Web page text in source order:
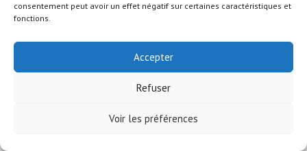
consentement peut avoir un effet négatif sur certaines caractéristiques et
fonctions.
Accepter
Refuser
Voir les préférences